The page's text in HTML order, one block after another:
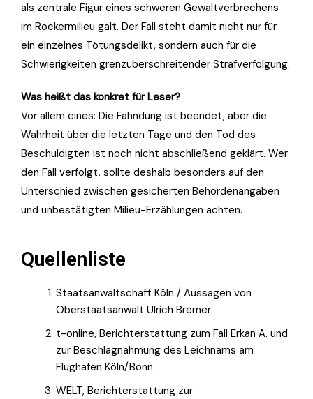
als zentrale Figur eines schweren Gewaltverbrechens
im Rockermilieu galt. Der Fall steht damit nicht nur für
ein einzelnes Tötungsdelikt, sondern auch für die
Schwierigkeiten grenzüberschreitender Strafverfolgung.
Was heißt das konkret für Leser?
Vor allem eines: Die Fahndung ist beendet, aber die
Wahrheit über die letzten Tage und den Tod des
Beschuldigten ist noch nicht abschließend geklärt. Wer
den Fall verfolgt, sollte deshalb besonders auf den
Unterschied zwischen gesicherten Behördenangaben
und unbestätigten Milieu-Erzählungen achten.
Quellenliste
Staatsanwaltschaft Köln / Aussagen von
Oberstaatsanwalt Ulrich Bremer
t-online, Berichterstattung zum Fall Erkan A. und
zur Beschlagnahmung des Leichnams am
Flughafen Köln/Bonn
WELT, Berichterstattung zur